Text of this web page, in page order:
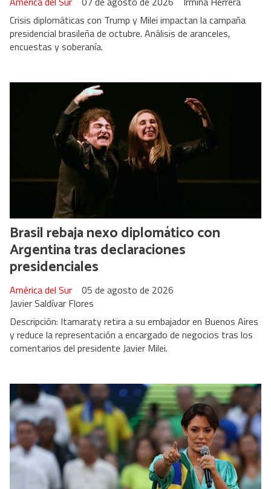
Crisis diplomáticas con Trump y Milei impactan la campaña
presidencial brasileña de octubre. Análisis de aranceles,
encuestas y soberanía.
Brasil rebaja nexo diplomático con
Argentina tras declaraciones
presidenciales
Javier Saldívar Flores
América del Sur 05 de agosto de 2026
Descripción: Itamaraty retira a su embajador en Buenos Aires
y reduce la representación a encargado de negocios tras los
comentarios del presidente Javier Milei.